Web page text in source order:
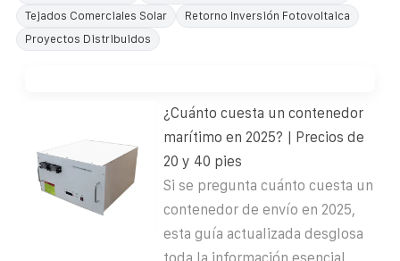
Tejados Comerciales Solar
Retorno Inversión Fotovoltaica
Proyectos Distribuidos
¿Cuánto cuesta un contenedor
marítimo en 2025? | Precios de
20 y 40 pies
Si se pregunta cuánto cuesta un
contenedor de envío en 2025,
esta guía actualizada desglosa
toda la información esencial,